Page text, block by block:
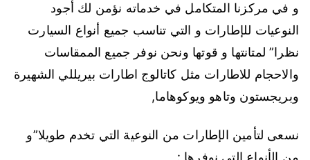
و في مركزنا المتكامل في خدماته نؤمن لك أجود
النوعيات للإطارات و التي تناسب جميع أنواع السيارت
نظرا” لمتانتها و قوتها ونحن نوفر جميع الممقاسات
والاحجام للاطارات مثل كاتالوج اطارات بيريللي الشهيرة
وبريجستون وتاهو ويوكوهاما,
نسعى لتأمين الإطارات من النوعية التي تخدم طويلا”و